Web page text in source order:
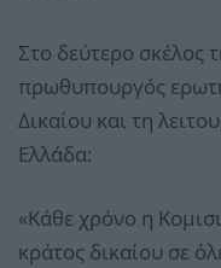
Στο δεύτερο σκέλος
πρωθυπουργός
Δικαίου και τη
Ελλάδα:
«Κάθε χρόνο η
κράτος δικαίου σε